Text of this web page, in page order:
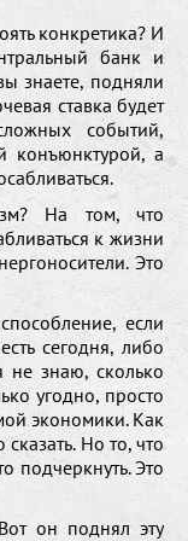
конкретика? И
банк и
знаете, подняли
ставка будет
событий,
конъюнктурой, а
На том, что
к жизни
Это
если
сегодня, либо
не знаю, сколько
угодно, просто
экономики. Как
Но то, что
подчеркнуть. Это
он поднял эту